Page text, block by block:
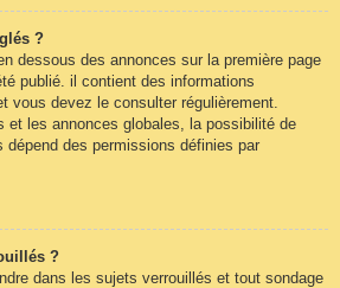
?
dessous des annonces sur la première page
publié. il contient des informations
vous devez le consulter régulièrement.
et les annonces globales, la possibilité de
dépend des permissions définies par
?
dans les sujets verrouillés et tout sondage